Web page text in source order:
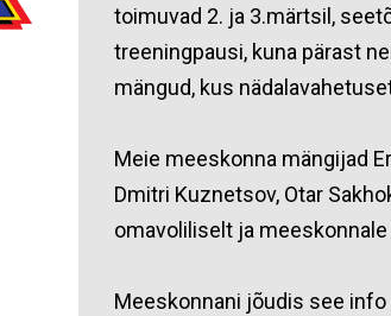
toimuvad 2. ja 3.märtsil,
treeningpausi, kuna pärast
mängud, kus
Meie meeskonna mängijad
Dmitri Kuznetsov, Otar
omavoliliselt ja
Meeskonnani jõudis see